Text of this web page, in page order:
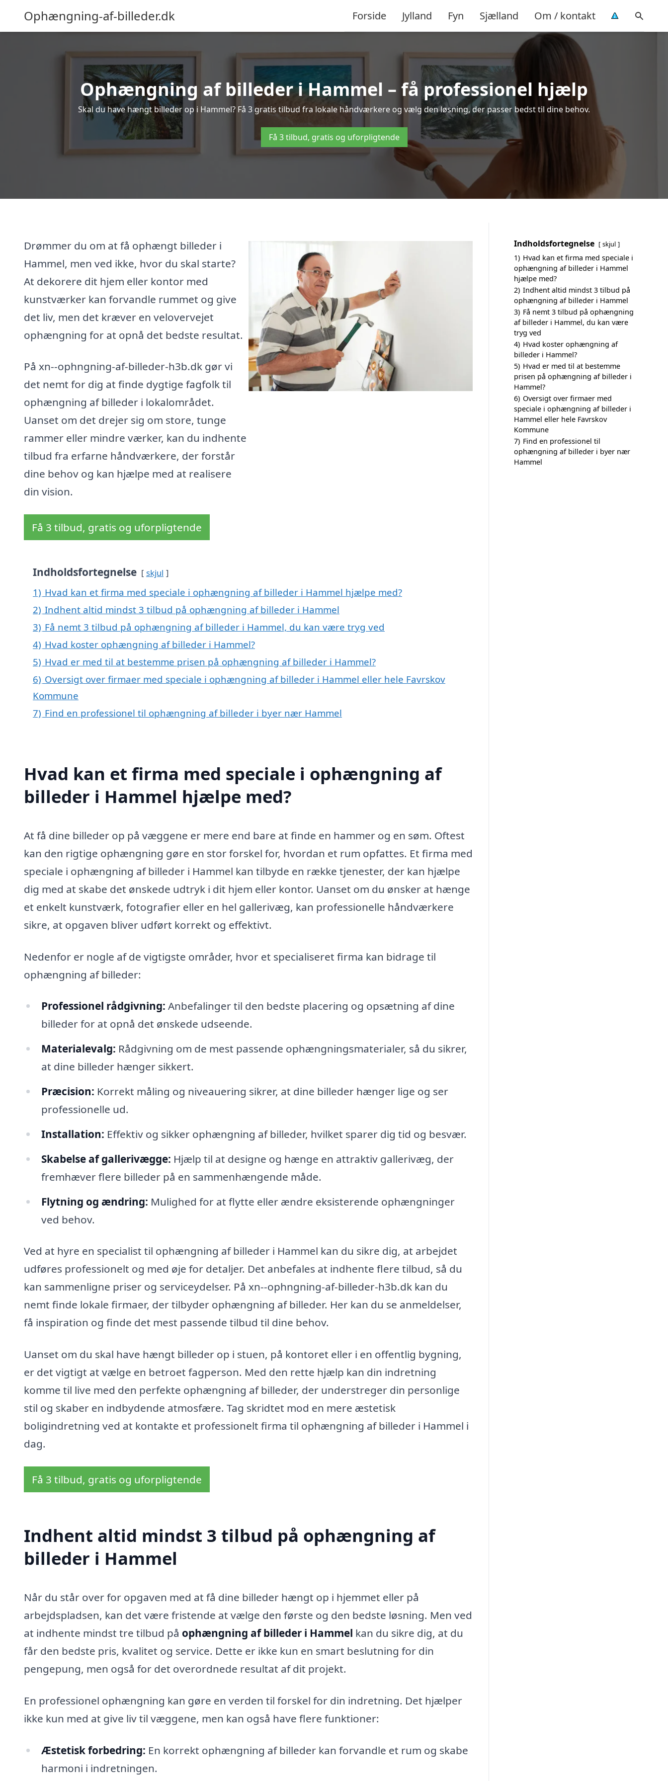
Ophængning-af-billeder.dk Forside Jylland Fyn Sjælland Om / kontakt
Ophængning af billeder i Hammel – få professionel hjælp
Skal du have hængt billeder op i Hammel? Få 3 gratis tilbud fra lokale håndværkere og vælg den løsning, der passer bedst til dine behov.
Få 3 tilbud, gratis og uforpligtende
Drømmer du om at få ophængt billeder i
Hammel, men ved ikke, hvor du skal starte?
At dekorere dit hjem eller kontor med
kunstværker kan forvandle rummet og give
det liv, men det kræver en velovervejet
ophængning for at opnå det bedste resultat.
På xn--ophngning-af-billeder-h3b.dk gør vi
det nemt for dig at finde dygtige fagfolk til
ophængning af billeder i lokalområdet.
Uanset om det drejer sig om store, tunge
rammer eller mindre værker, kan du indhente
tilbud fra erfarne håndværkere, der forstår
dine behov og kan hjælpe med at realisere
din vision.
Få 3 tilbud, gratis og uforpligtende
Indholdsfortegnelse skjul
1) Hvad kan et firma med speciale i ophængning af billeder i Hammel hjælpe med?
2) Indhent altid mindst 3 tilbud på ophængning af billeder i Hammel
3) Få nemt 3 tilbud på ophængning af billeder i Hammel, du kan være tryg ved
4) Hvad koster ophængning af billeder i Hammel?
5) Hvad er med til at bestemme prisen på ophængning af billeder i Hammel?
6) Oversigt over firmaer med speciale i ophængning af billeder i Hammel eller hele Favrskov
Kommune
7) Find en professionel til ophængning af billeder i byer nær Hammel
Hvad kan et firma med speciale i ophængning af
billeder i Hammel hjælpe med?
At få dine billeder op på væggene er mere end bare at finde en hammer og en søm. Oftest
kan den rigtige ophængning gøre en stor forskel for, hvordan et rum opfattes. Et firma med
speciale i ophængning af billeder i Hammel kan tilbyde en række tjenester, der kan hjælpe
dig med at skabe det ønskede udtryk i dit hjem eller kontor. Uanset om du ønsker at hænge
et enkelt kunstværk, fotografier eller en hel gallerivæg, kan professionelle håndværkere
sikre, at opgaven bliver udført korrekt og effektivt.
Nedenfor er nogle af de vigtigste områder, hvor et specialiseret firma kan bidrage til
ophængning af billeder:
Professionel rådgivning: Anbefalinger til den bedste placering og opsætning af dine
billeder for at opnå det ønskede udseende.
Materialevalg: Rådgivning om de mest passende ophængningsmaterialer, så du sikrer,
at dine billeder hænger sikkert.
Præcision: Korrekt måling og niveauering sikrer, at dine billeder hænger lige og ser
professionelle ud.
Installation: Effektiv og sikker ophængning af billeder, hvilket sparer dig tid og besvær.
Skabelse af gallerivægge: Hjælp til at designe og hænge en attraktiv gallerivæg, der
fremhæver flere billeder på en sammenhængende måde.
Flytning og ændring: Mulighed for at flytte eller ændre eksisterende ophængninger
ved behov.
Ved at hyre en specialist til ophængning af billeder i Hammel kan du sikre dig, at arbejdet
udføres professionelt og med øje for detaljer. Det anbefales at indhente flere tilbud, så du
kan sammenligne priser og serviceydelser. På xn--ophngning-af-billeder-h3b.dk kan du
nemt finde lokale firmaer, der tilbyder ophængning af billeder. Her kan du se anmeldelser,
få inspiration og finde det mest passende tilbud til dine behov.
Uanset om du skal have hængt billeder op i stuen, på kontoret eller i en offentlig bygning,
er det vigtigt at vælge en betroet fagperson. Med den rette hjælp kan din indretning
komme til live med den perfekte ophængning af billeder, der understreger din personlige
stil og skaber en indbydende atmosfære. Tag skridtet mod en mere æstetisk
boligindretning ved at kontakte et professionelt firma til ophængning af billeder i Hammel i
dag.
Få 3 tilbud, gratis og uforpligtende
Indhent altid mindst 3 tilbud på ophængning af
billeder i Hammel
Når du står over for opgaven med at få dine billeder hængt op i hjemmet eller på
arbejdspladsen, kan det være fristende at vælge den første og den bedste løsning. Men ved
at indhente mindst tre tilbud på ophængning af billeder i Hammel kan du sikre dig, at du
får den bedste pris, kvalitet og service. Dette er ikke kun en smart beslutning for din
pengepung, men også for det overordnede resultat af dit projekt.
En professionel ophængning kan gøre en verden til forskel for din indretning. Det hjælper
ikke kun med at give liv til væggene, men kan også have flere funktioner:
Æstetisk forbedring: En korrekt ophængning af billeder kan forvandle et rum og skabe
harmoni i indretningen.
Indholdsfortegnelse skjul
1) Hvad kan et firma med speciale i
ophængning af billeder i Hammel
hjælpe med?
2) Indhent altid mindst 3 tilbud på
ophængning af billeder i Hammel
3) Få nemt 3 tilbud på ophængning
af billeder i Hammel, du kan være
tryg ved
4) Hvad koster ophængning af
billeder i Hammel?
5) Hvad er med til at bestemme
prisen på ophængning af billeder i
Hammel?
6) Oversigt over firmaer med
speciale i ophængning af billeder i
Hammel eller hele Favrskov
Kommune
7) Find en professionel til
ophængning af billeder i byer nær
Hammel